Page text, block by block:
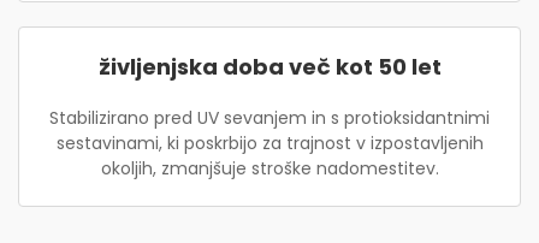
življenjska doba več kot 50 let
Stabilizirano pred UV sevanjem in s protioksidantnimi
sestavinami, ki poskrbijo za trajnost v izpostavljenih
okoljih, zmanjšuje stroške nadomestitev.